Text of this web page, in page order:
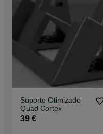
Suporte Otimizado
Quad Cortex
39 €